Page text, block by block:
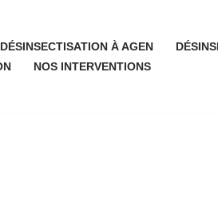
À AGEN
NOS INTERVENTIONS